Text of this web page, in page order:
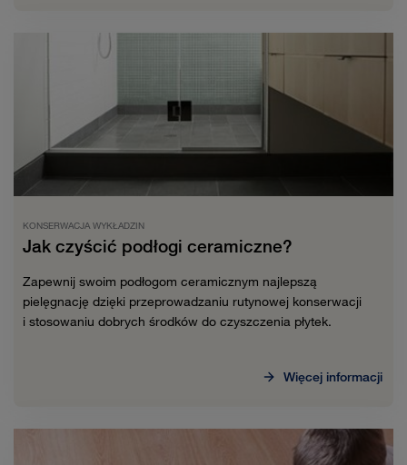
KONSERWACJA WYKŁADZIN
Jak czyścić podłogi ceramiczne?
Zapewnij swoim podłogom ceramicznym najlepszą
pielęgnację dzięki przeprowadzaniu rutynowej konserwacji
i stosowaniu dobrych środków do czyszczenia płytek.
Więcej informacji